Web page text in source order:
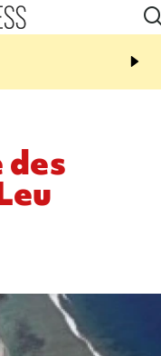
13:09
Des
font cinq morts en
des